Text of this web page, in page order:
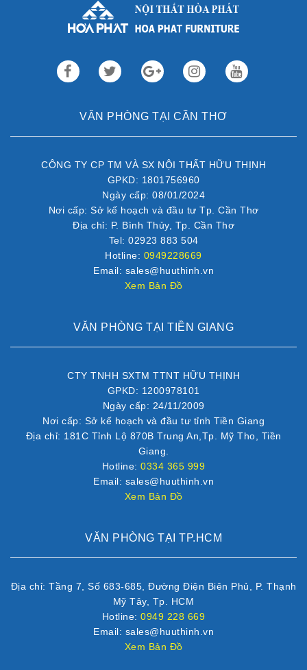
VĂN PHÒNG TẠI CẦN THƠ
CÔNG TY CP TM VÀ SX NỘI THẤT HỮU THỊNH
GPKD: 1801756960
Ngày cấp: 08/01/2024
Nơi cấp: Sở kế hoạch và đầu tư Tp. Cần Thơ
Địa chỉ: P. Bình Thủy, Tp. Cần Thơ
Tel: 02923 883 504
Hotline: 0949228669
Email: sales@huuthinh.vn
Xem Bản Đồ
VĂN PHÒNG TẠI TIỀN GIANG
CTY TNHH SXTM TTNT HỮU THỊNH
GPKD: 1200978101
Ngày cấp: 24/11/2009
Nơi cấp: Sở kế hoạch và đầu tư tỉnh Tiền Giang
Địa chỉ: 181C Tỉnh Lộ 870B Trung An,Tp. Mỹ Tho, Tiền
Giang.
Hotline:0334 365 999
Email: sales@huuthinh.vn
Xem Bản Đồ
VĂN PHÒNG TẠI TP.HCM
Địa chỉ: Tầng 7, Số 683-685, Đường Điện Biên Phủ, P. Thạnh
Mỹ Tây, Tp. HCM
Hotline:0949 228 669
Email: sales@huuthinh.vn
Xem Bản Đồ